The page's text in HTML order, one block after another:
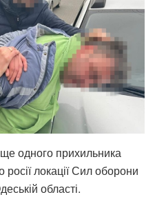
одного прихильника
локації Сил оборони
області.